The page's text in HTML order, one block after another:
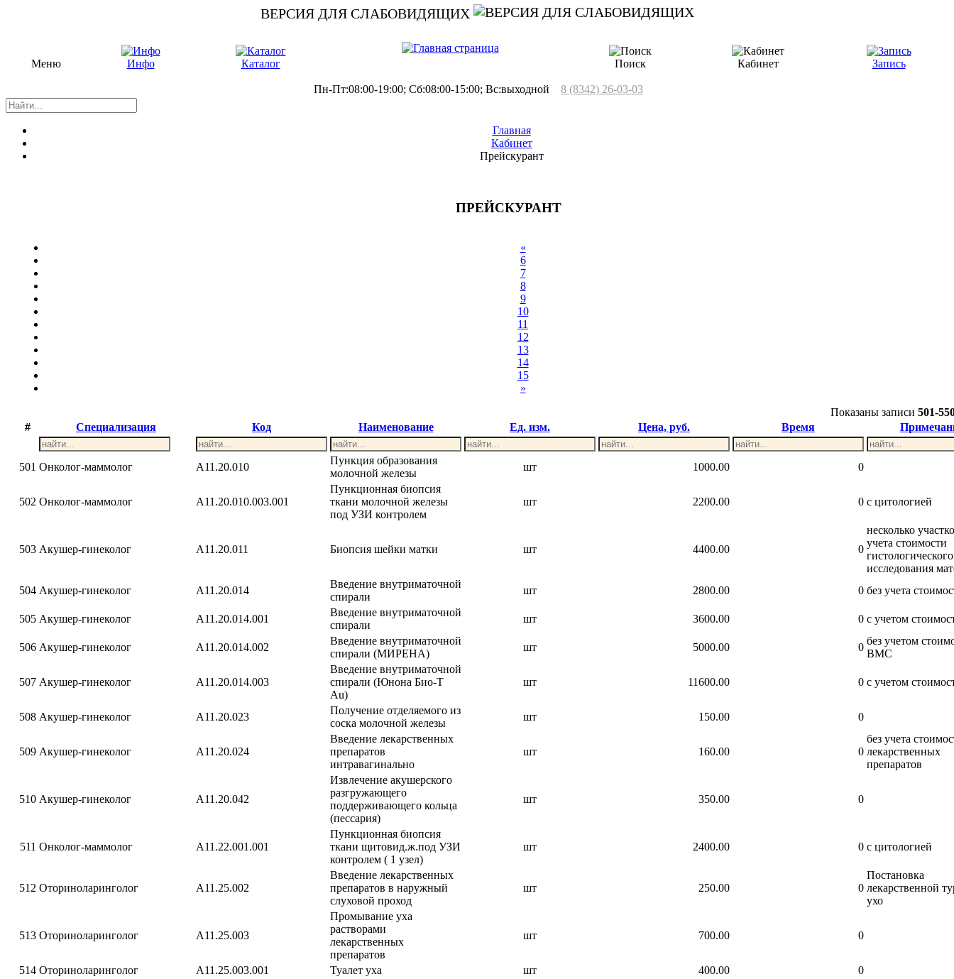
ВЕРСИЯ ДЛЯ СЛАБОВИДЯЩИХ
Меню Инфо Каталог Поиск Кабинет Запись
Пн-Пт:08:00-19:00; Сб:08:00-15:00; Вс:выходной 8 (8342) 26-03-03
Главная
Кабинет
Прейскурант
ПРЕЙСКУРАНТ
«
6
7
8
9
10
11
12
13
14
15
»
Показаны записи 501-
#
Специализация Код Наименование Ед. изм. Цена, руб. Время
501 Онколог-маммолог A11.20.010
Пункция образования
молочной железы
шт 1000.00 0
502 Онколог-маммолог A11.20.010.003.001
Пункционная биопсия
ткани молочной железы
под УЗИ контролем
шт 2200.00 0 с цитологией
503 Акушер-гинеколог A11.20.011 Биопсия шейки матки шт 4400.00 0
несколько
учета стоимости
гистологического
исследования
504 Акушер-гинеколог A11.20.014
Введение внутриматочной
спирали
шт 2800.00 0 без учета
505 Акушер-гинеколог A11.20.014.001
Введение внутриматочной
спирали
шт 3600.00 0 с учетом
506 Акушер-гинеколог A11.20.014.002
Введение внутриматочной
спирали (МИРЕНА)
шт 5000.00 0
без учетом
ВМС
507 Акушер-гинеколог A11.20.014.003
Введение внутриматочной
спирали (Юнона Био-Т
Au)
шт 11600.00 0 с учетом
508 Акушер-гинеколог A11.20.023
Получение отделяемого из
соска молочной железы
шт 150.00 0
509 Акушер-гинеколог A11.20.024
Введение лекарственных
препаратов
интравагинально
шт 160.00 0
без учета
лекарственных
препаратов
510 Акушер-гинеколог A11.20.042
Извлечение акушерского
разгружающего
поддерживающего кольца
(пессария)
шт 350.00 0
511 Онколог-маммолог A11.22.001.001
Пункционная биопсия
ткани щитовид.ж.под УЗИ
контролем ( 1 узел)
шт 2400.00 0 с цитологией
512 Оториноларинголог A11.25.002
Введение лекарственных
препаратов в наружный
слуховой проход
шт 250.00 0
Постановка
лекарственной
ухо
513 Оториноларинголог A11.25.003
Промывание уха
растворами
лекарственных
препаратов
шт 700.00 0
514 Оториноларинголог A11.25.003.001 Туалет уха шт 400.00 0